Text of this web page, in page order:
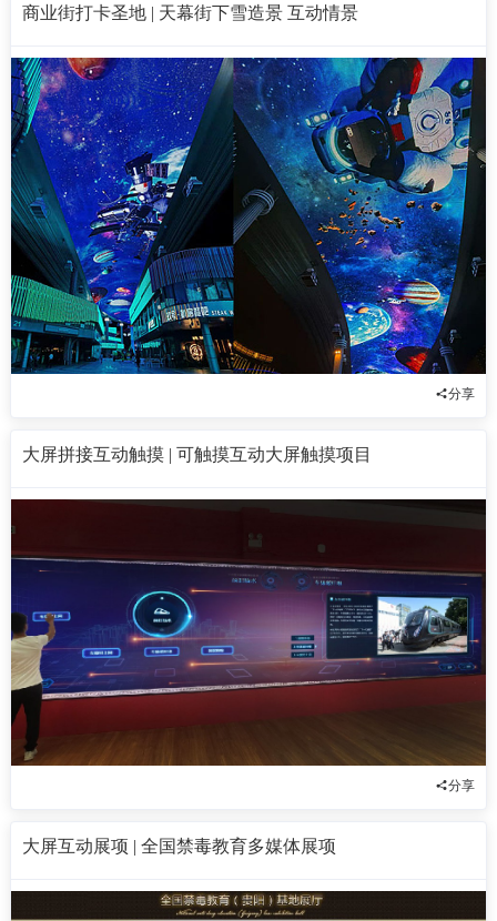
商业街打卡圣地 | 天幕街下雪造景 互动情景
分享
大屏拼接互动触摸 | 可触摸互动大屏触摸项目
分享
大屏互动展项 | 全国禁毒教育多媒体展项